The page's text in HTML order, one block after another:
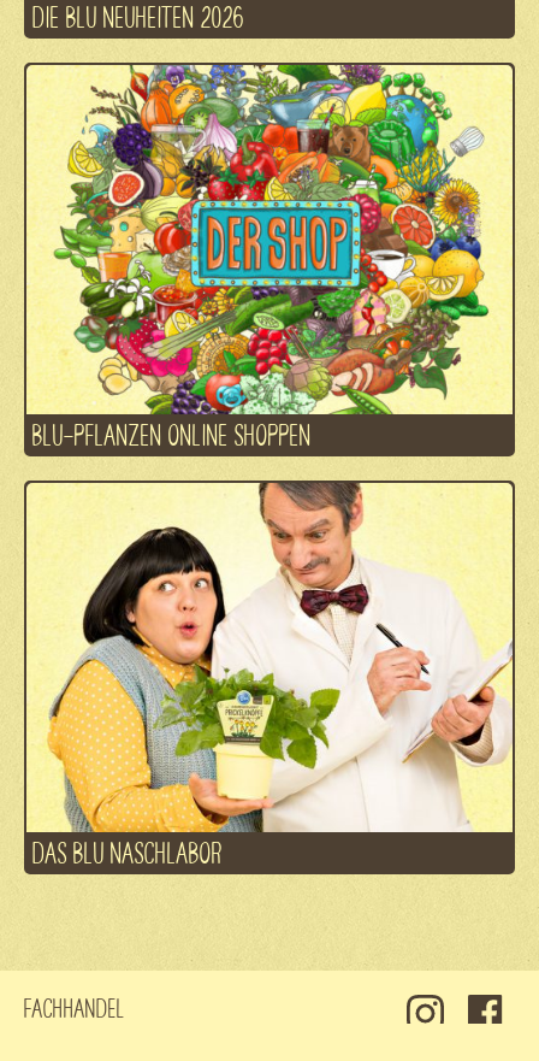
DIE BLU NEUHEITEN 2026
BLU-PFLANZEN ONLINE SHOPPEN
DAS BLU NASCHLABOR
Fachhandel